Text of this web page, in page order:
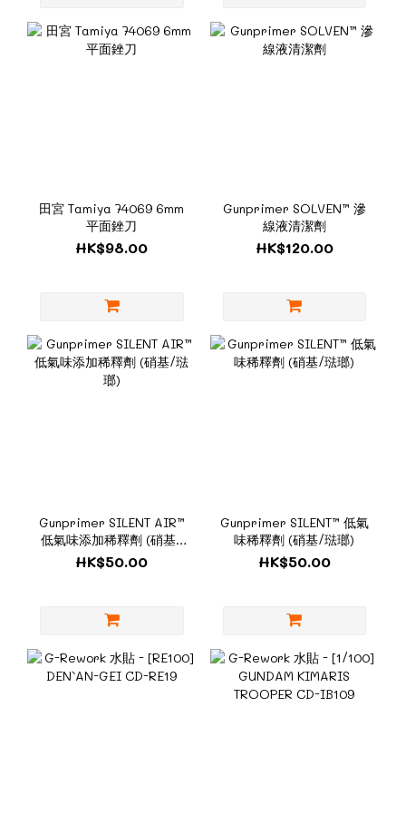
田宮 Tamiya 74069 6mm
平面銼刀
HK$98.00
Gunprimer SOLVEN™ 滲
線液清潔劑
HK$120.00
Gunprimer SILENT AIR™
低氣味添加稀釋劑 (硝基/
琺瑯)
HK$50.00
Gunprimer SILENT™ 低氣
味稀釋劑 (硝基/琺瑯)
HK$50.00